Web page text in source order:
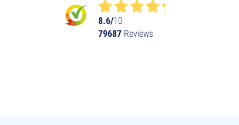
8.6/10
79687 Reviews